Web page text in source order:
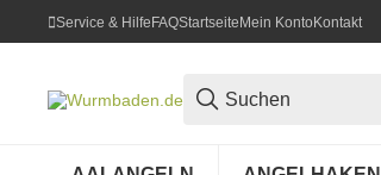
Service & HilfeFAQStartseiteMein KontoKontakt